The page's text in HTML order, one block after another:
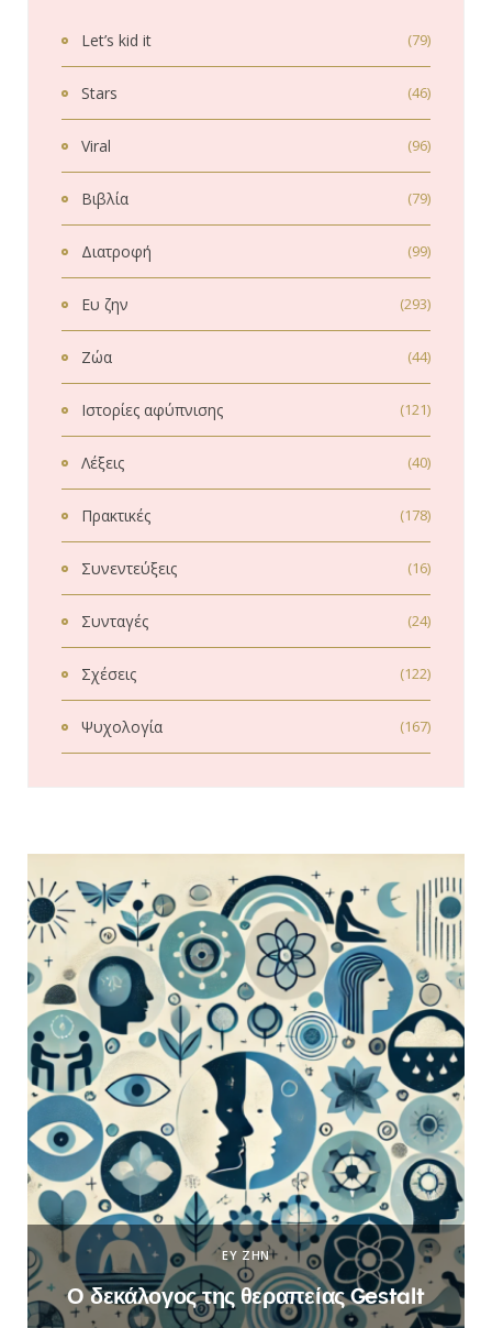
Let’s kid it (79)
Stars (46)
Viral (96)
Βιβλία (79)
Διατροφή (99)
Ευ ζην (293)
Ζώα (44)
Ιστορίες αφύπνισης (121)
Λέξεις (40)
Πρακτικές (178)
Συνεντεύξεις (16)
Συνταγές (24)
Σχέσεις (122)
Ψυχολογία (167)
ΕΥ ΖΗΝ
Ο δεκάλογος της θεραπείας Gestalt